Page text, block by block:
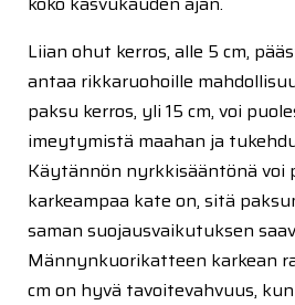
Liian ohut kerros, alle 5 cm,
antaa rikkaruohoille
paksu kerros, yli 15 cm, voi
imeytymistä maahan ja
Käytännön nyrkkisääntönä voi
karkeampaa kate on, sitä
saman suojausvaikutuksen
Männynkuorikatteen karkean
cm on hyvä tavoitevahvuus,